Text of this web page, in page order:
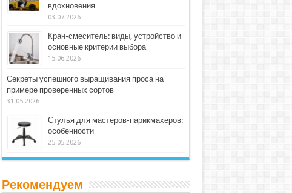
вдохновения
03.07.2026
Кран-смеситель: виды, устройство и
основные критерии выбора
15.06.2026
Секреты успешного выращивания проса на
примере проверенных сортов
31.05.2026
Стулья для мастеров-парикмахеров:
особенности
25.05.2026
Рекомендуем